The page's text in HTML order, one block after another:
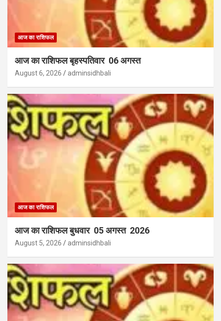
आज का राशिफल
आज का राशिफल बृहस्पतिवार 06 अगस्त
August 6, 2026 adminsidhbali
आज का राशिफल
आज का राशिफल बुधवार 05 अगस्त 2026
August 5, 2026 adminsidhbali